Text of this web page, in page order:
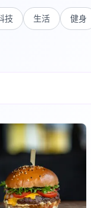
技 生活 健身